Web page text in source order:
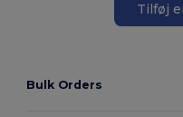
Tilføj
Bulk Orders